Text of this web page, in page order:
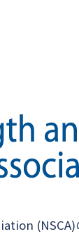
(NSCA)